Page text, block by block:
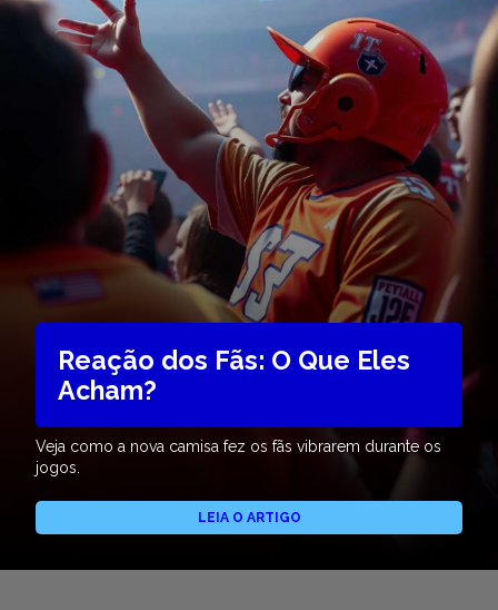
Reação dos Fãs: O Que Eles
Acham?
Veja como a nova camisa fez os fãs vibrarem durante os
jogos.
LEIA O ARTIGO